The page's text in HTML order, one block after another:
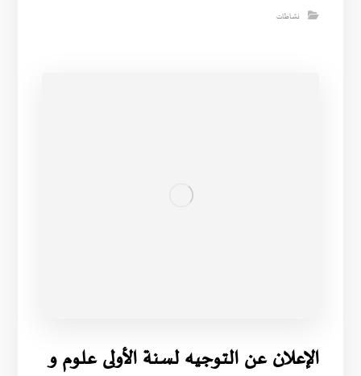
نشاطات
الإعلان عن التوجيه لسنة الأولى علوم و